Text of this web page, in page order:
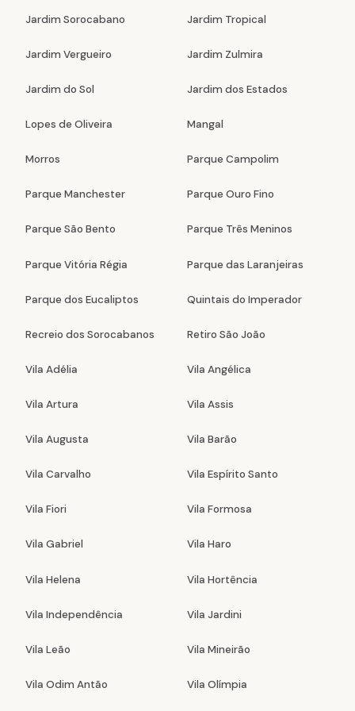
Jardim Sorocabano Jardim Tropical
Jardim Vergueiro Jardim Zulmira
Jardim do Sol Jardim dos Estados
Lopes de Oliveira Mangal
Morros Parque Campolim
Parque Manchester Parque Ouro Fino
Parque São Bento Parque Três Meninos
Parque Vitória Régia Parque das Laranjeiras
Parque dos Eucaliptos Quintais do Imperador
Recreio dos Sorocabanos Retiro São João
Vila Adélia Vila Angélica
Vila Artura Vila Assis
Vila Augusta Vila Barão
Vila Carvalho Vila Espírito Santo
Vila Fiori Vila Formosa
Vila Gabriel Vila Haro
Vila Helena Vila Hortência
Vila Independência Vila Jardini
Vila Leão Vila Mineirão
Vila Odim Antão Vila Olímpia